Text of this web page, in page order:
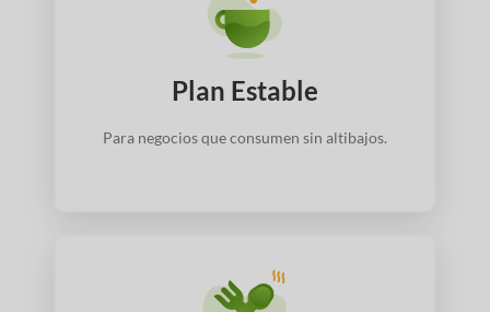
Plan Estable
Para negocios que consumen sin altibajos.